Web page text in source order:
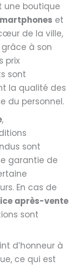
une boutique
et
de la ville,
à son
prix
sont
la qualité des
du personnel.
,
sont
garantie de
En cas de
après-vente
sont
d’honneur à
ce qui est